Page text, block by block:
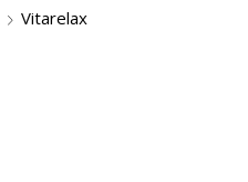
Vitarelax